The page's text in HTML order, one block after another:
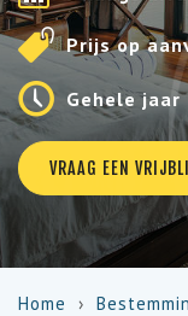
Prijs op
Gehele jaar
VRAAG EEN
Home